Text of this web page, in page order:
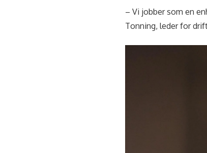
– Vi jobber som en
Tonning, leder for